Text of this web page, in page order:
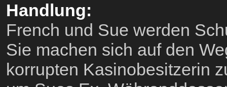
Handlung:
French und Sue werden
Sie machen sich auf den
korrupten Kasinobesitzerin